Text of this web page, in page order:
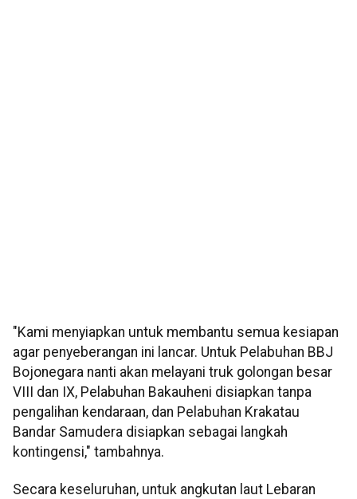
"Kami menyiapkan untuk membantu semua kesiapan
agar penyeberangan ini lancar. Untuk Pelabuhan BBJ
Bojonegara nanti akan melayani truk golongan besar
VIII dan IX, Pelabuhan Bakauheni disiapkan tanpa
pengalihan kendaraan, dan Pelabuhan Krakatau
Bandar Samudera disiapkan sebagai langkah
kontingensi," tambahnya.
Secara keseluruhan, untuk angkutan laut Lebaran